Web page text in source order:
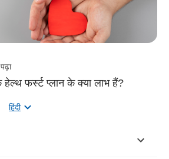
फर्स्ट प्लान के क्या लाभ हैं?
हिंदी